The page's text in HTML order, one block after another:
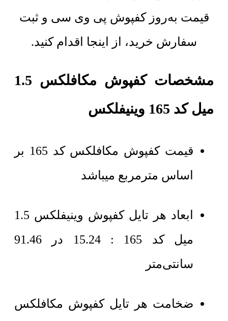
قیمت به‌روز کفپوش پی وی سی و ثبت
سفارش خرید، از اینجا اقدام کنید.
مشخصات کفپوش مکافلکس 1.5
میل کد 165 وینیفلکس
قیمت کفپوش مکافلکس کد 165 بر
اساس مترمربع میباشد
ابعاد هر تایل کفپوش وینیفلکس 1.5
میل کد 165 : 15.24 در 91.46
سانتی‌متر
ضخامت هر تایل کفپوش مکافلکس